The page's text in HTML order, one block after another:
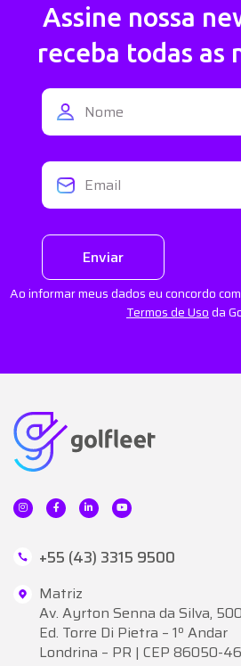
Assine nossa
receba todas as
Enviar
Ao informar meus dados eu concordo
Termos de Usoda
+55 (43) 3315 9500
Matriz
Av. Ayrton Senna da Silva, 500
Ed. Torre Di Pietra – 1º Andar
Londrina – PR | CEP 86050-